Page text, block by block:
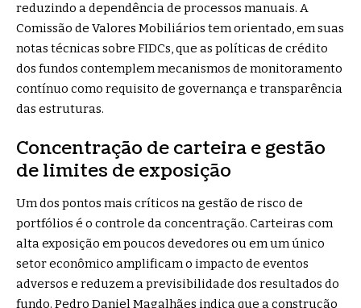
reduzindo a dependência de processos manuais. A
Comissão de Valores Mobiliários tem orientado, em suas
notas técnicas sobre FIDCs, que as políticas de crédito
dos fundos contemplem mecanismos de monitoramento
contínuo como requisito de governança e transparência
das estruturas.
Concentração de carteira e gestão
de limites de exposição
Um dos pontos mais críticos na gestão de risco de
portfólios é o controle da concentração. Carteiras com
alta exposição em poucos devedores ou em um único
setor econômico amplificam o impacto de eventos
adversos e reduzem a previsibilidade dos resultados do
fundo. Pedro Daniel Magalhães indica que a construção